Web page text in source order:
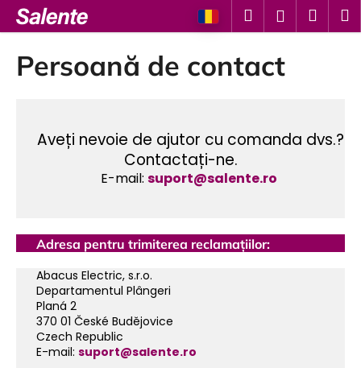
Treci
conținut
CăutareCoş
Persoană de contact
Aveți nevoie de ajutor cu comanda dvs.?
Contactați-ne.
E-mail: suport@salente.ro
Adresa pentru trimiterea reclamațiilor:
Abacus Electric, s.r.o.
Departamentul Plângeri
Planá 2
370 01 České Budějovice
Czech Republic
E-mail: suport@salente.ro
o
ţ
i
CĂUTARE